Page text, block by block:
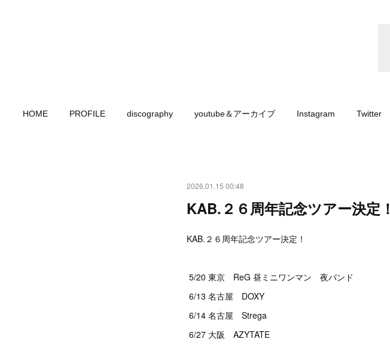
HOME PROFILE discography youtube＆アーカイブ Instagram Twitter
2026.01.15 00:48
KAB.２６周年記念ツアー決定！
KAB.２６周年記念ツアー決定！
5/20 東京 ReG 昼ミニワンマン 夜バンド
6/13 名古屋 DOXY
6/14 名古屋 Strega
6/27 大阪 AZYTATE